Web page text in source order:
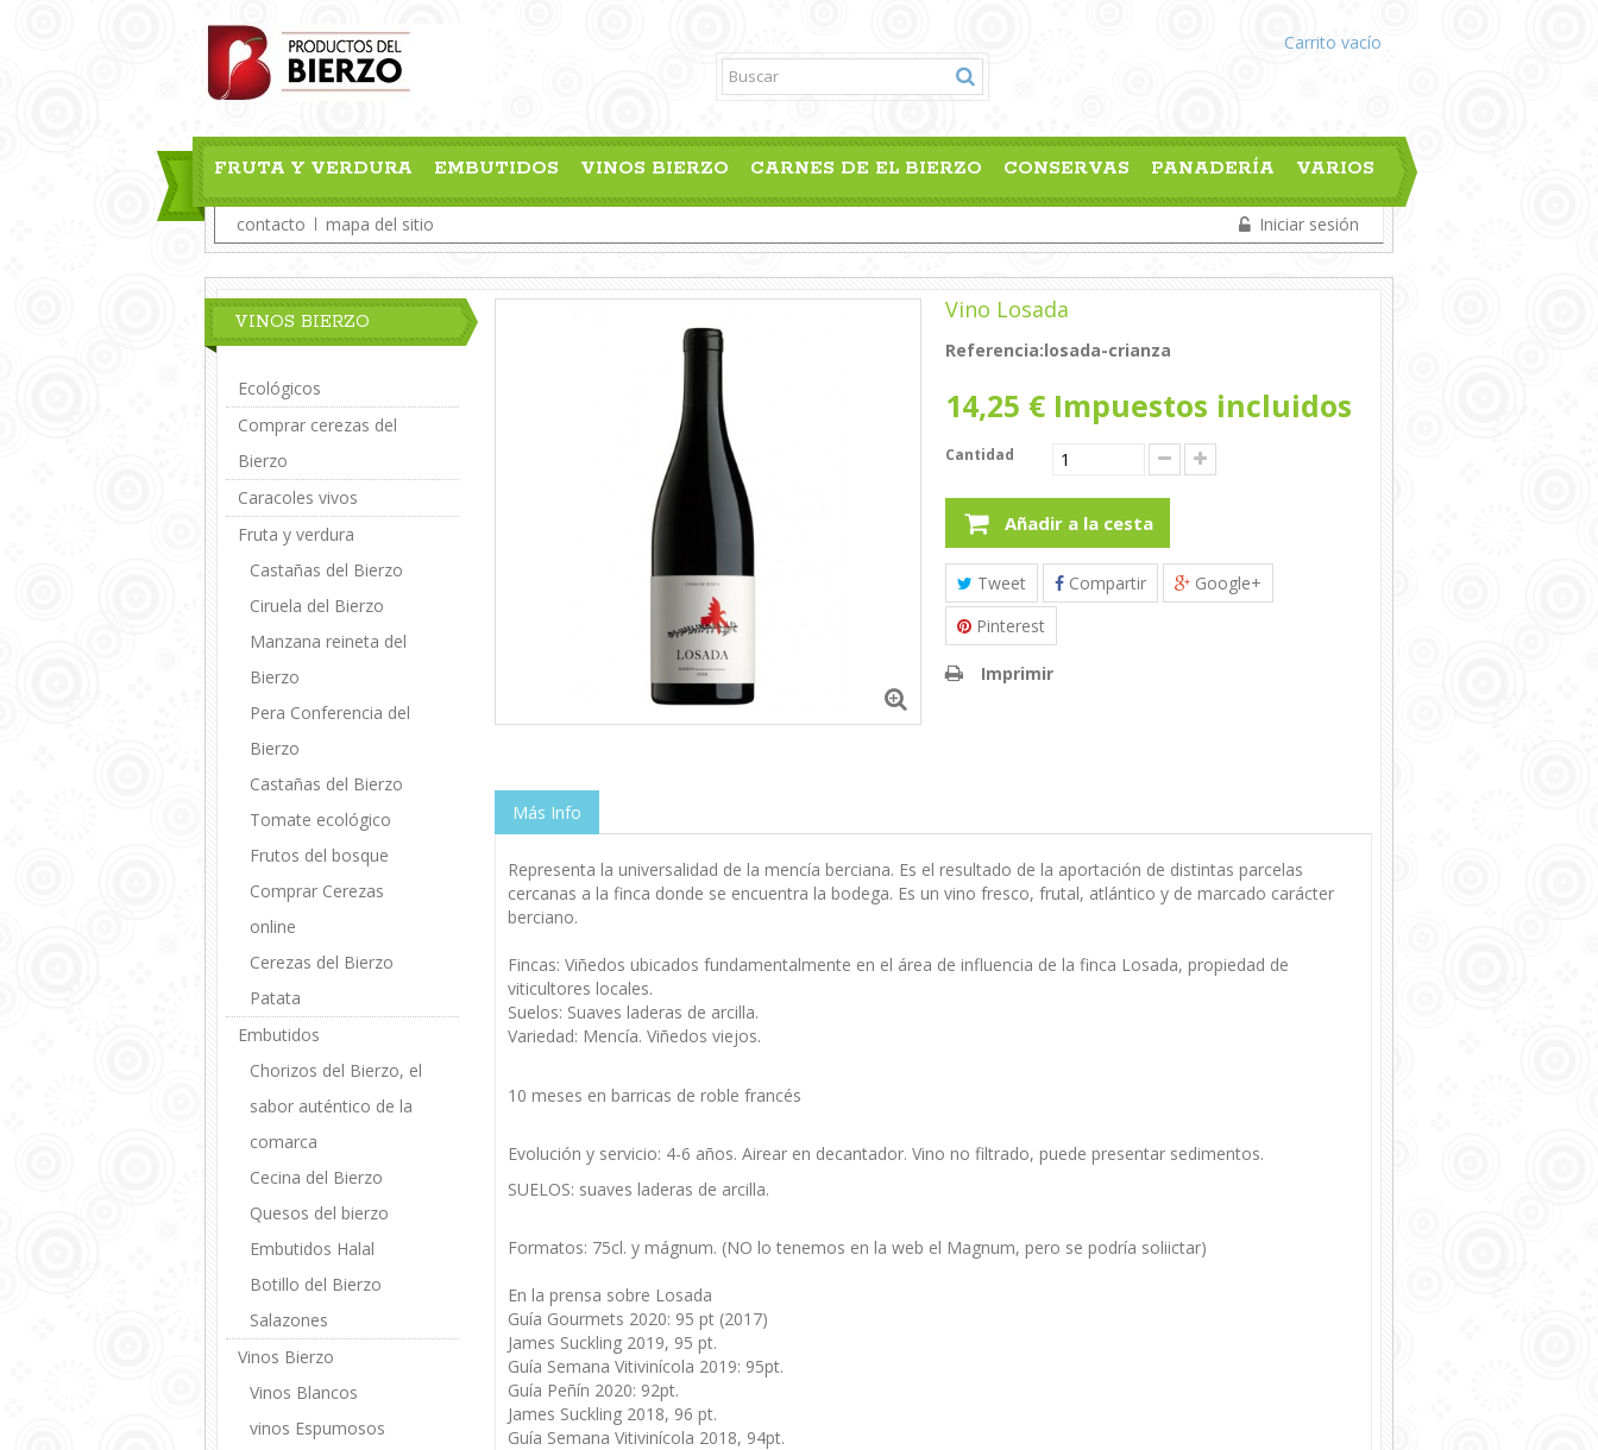
Carrito vacío
FRUTA Y VERDURA EMBUTIDOS VINOS BIERZO CARNES DE EL BIERZO CONSERVAS PANADERÍA VARIOS
contacto mapa del sitio Iniciar sesión
VINOS BIERZO
Ecológicos
Comprar cerezas del
Bierzo
Caracoles vivos
Fruta y verdura
Castañas del Bierzo
Ciruela del Bierzo
Manzana reineta del
Bierzo
Pera Conferencia del
Bierzo
Castañas del Bierzo
Tomate ecológico
Frutos del bosque
Comprar Cerezas
online
Cerezas del Bierzo
Patata
Embutidos
Chorizos del Bierzo, el
sabor auténtico de la
comarca
Cecina del Bierzo
Quesos del bierzo
Embutidos Halal
Botillo del Bierzo
Salazones
Vinos Bierzo
Vinos Blancos
vinos Espumosos
Vino Losada
Referencia:losada-crianza
14,25 € Impuestos incluidos
Cantidad
Añadir a la cesta
Tweet Compartir
Google+
Pinterest
Imprimir
Más Info
Representa la universalidad de la mencía berciana. Es el resultado de la aportación de distintas parcelas
cercanas a la finca donde se encuentra la bodega. Es un vino fresco, frutal, atlántico y de marcado carácter
berciano.
Fincas: Viñedos ubicados fundamentalmente en el área de influencia de la finca Losada, propiedad de
viticultores locales.
Suelos: Suaves laderas de arcilla.
Variedad: Mencía. Viñedos viejos.
10 meses en barricas de roble francés
Evolución y servicio: 4-6 años. Airear en decantador. Vino no filtrado, puede presentar sedimentos.
SUELOS: suaves laderas de arcilla.
Formatos: 75cl. y mágnum. (NO lo tenemos en la web el Magnum, pero se podría soliictar)
En la prensa sobre Losada
Guía Gourmets 2020: 95 pt (2017)
James Suckling 2019, 95 pt.
Guía Semana Vitivinícola 2019: 95pt.
Guía Peñín 2020: 92pt.
James Suckling 2018, 96 pt.
Guía Semana Vitivinícola 2018, 94pt.